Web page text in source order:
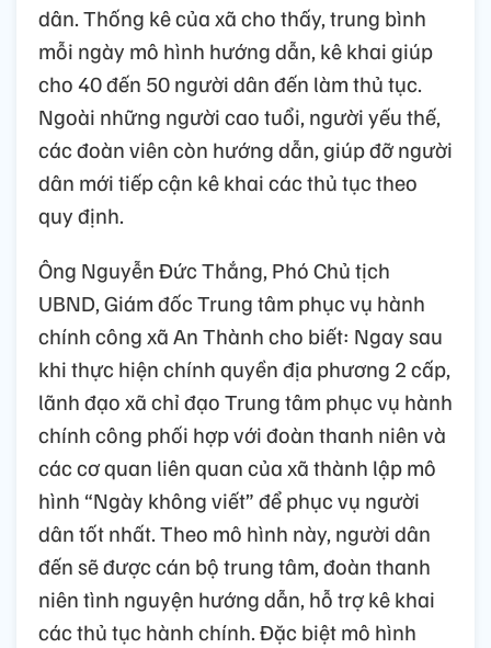
dân. Thống kê của xã cho thấy, trung bình
mỗi ngày mô hình hướng dẫn, kê khai giúp
cho 40 đến 50 người dân đến làm thủ tục.
Ngoài những người cao tuổi, người yếu thế,
các đoàn viên còn hướng dẫn, giúp đỡ người
dân mới tiếp cận kê khai các thủ tục theo
quy định.
Ông Nguyễn Đức Thắng, Phó Chủ tịch
UBND, Giám đốc Trung tâm phục vụ hành
chính công xã An Thành cho biết: Ngay sau
khi thực hiện chính quyền địa phương 2 cấp,
lãnh đạo xã chỉ đạo Trung tâm phục vụ hành
chính công phối hợp với đoàn thanh niên và
các cơ quan liên quan của xã thành lập mô
hình “Ngày không viết” để phục vụ người
dân tốt nhất. Theo mô hình này, người dân
đến sẽ được cán bộ trung tâm, đoàn thanh
niên tình nguyện hướng dẫn, hỗ trợ kê khai
các thủ tục hành chính. Đặc biệt mô hình